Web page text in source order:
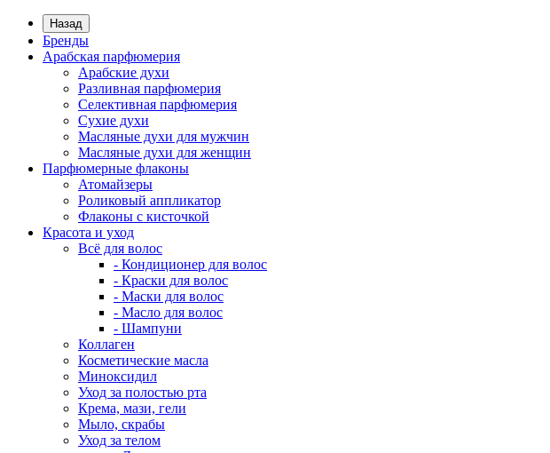
Назад
Бренды
Арабская парфюмерия
Арабские духи
Разливная парфюмерия
Селективная парфюмерия
Сухие духи
Масляные духи для мужчин
Масляные духи для женщин
Парфюмерные флаконы
Атомайзеры
Роликовый аппликатор
Флаконы с кисточкой
Красота и уход
Всё для волос
- Кондиционер для волос
- Краски для волос
- Маски для волос
- Масло для волос
- Шампуни
Коллаген
Косметические масла
Миноксидил
Уход за полостью рта
Крема, мази, гели
Мыло, скрабы
Уход за телом